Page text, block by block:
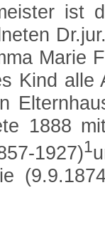
ist
Marie
Kind alle
1888
1927)1